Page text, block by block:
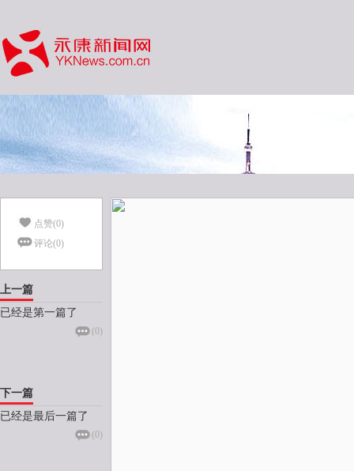
点赞(0)
评论(0)
上一篇
已经是第一篇了
(0)
下一篇
已经是最后一篇了
(0)